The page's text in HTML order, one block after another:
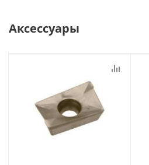
Аксессуары